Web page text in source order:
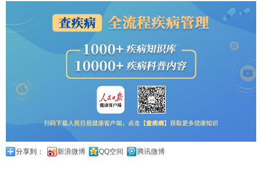
分享到： 新浪微博 QQ空间 腾讯微博